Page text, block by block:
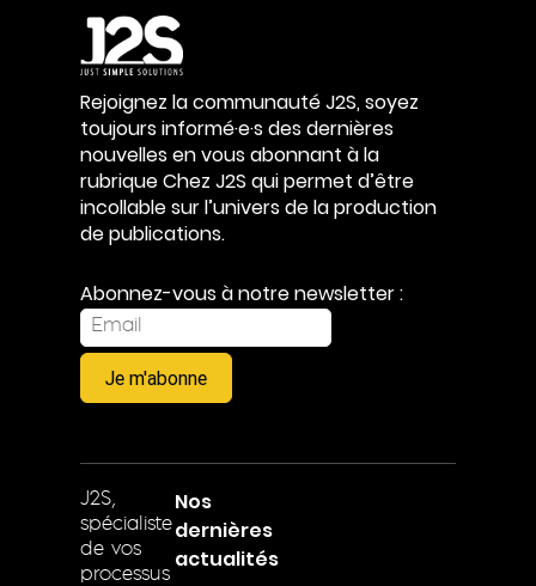
Rejoignez la communauté J2S, soyez
toujours informé·e·s des dernières
nouvelles en vous abonnant à la
rubrique Chez J2S qui permet d’être
incollable sur l’univers de la production
de publications.
Abonnez-vous à notre newsletter :
Je m'abonne
J2S,
spécialiste
de vos
processus
Nos
dernières
actualités